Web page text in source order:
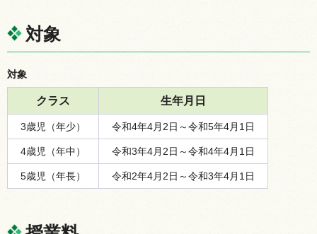
対象
対象
クラス 生年月日
3歳児（年少） 令和4年4月2日～令和5年4月1日
4歳児（年中） 令和3年4月2日～令和4年4月1日
5歳児（年長） 令和2年4月2日～令和3年4月1日